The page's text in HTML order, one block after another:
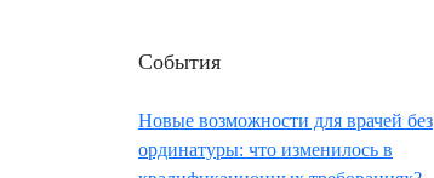
События
Новые возможности для врачей без
ординатуры: что изменилось в